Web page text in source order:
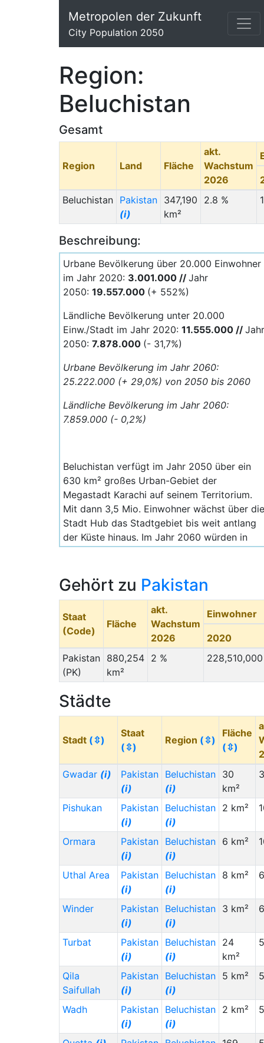
Metropolen der Zukunft
City Population 2050
Region:
Beluchistan
Gesamt
Region Land Fläche
akt.
Wachstum
2026
Beluchistan
Pakistan
(i)
347,190
km²
2.8 %
Beschreibung:
Urbane Bevölkerung über 20.000 Einwohner
im Jahr 2020: 3.001.000 // Jahr
2050: 19.557.000 (+ 552%)
Ländliche Bevölkerung unter 20.000
Einw./Stadt im Jahr 2020: 11.555.000 // Jahr
2050: 7.878.000 (- 31,7%)
Urbane Bevölkerung im Jahr 2060:
25.222.000 (+ 29,0%) von 2050 bis 2060
Ländliche Bevölkerung im Jahr 2060:
7.859.000 (- 0,2%)
Beluchistan verfügt im Jahr 2050 über ein
630 km² großes Urban-Gebiet der
Megastadt Karachi auf seinem Territorium.
Mit dann 3,5 Mio. Einwohner wächst über die
Stadt Hub das Stadtgebiet bis weit antlang
der Küste hinaus. Im Jahr 2060 würden in
leben.
Gehört zu Pakistan
Staat
(Code)
Fläche
akt.
Wachstum
2026
Einwohner
2020
Pakistan
(PK)
880,254
km²
2 % 228,510,000
Städte
Stadt (⇳)
Staat
(⇳)
Region (⇳)
Fläche
(⇳)
Gwadar (i)
Pakistan
(i)
Beluchistan
(i)
30
km²
Pishukan
Pakistan
(i)
Beluchistan
(i)
2 km²
Ormara
Pakistan
(i)
Beluchistan
(i)
6 km²
Uthal Area
Pakistan
(i)
Beluchistan
(i)
8 km²
Winder
Pakistan
(i)
Beluchistan
(i)
3 km²
Turbat
Pakistan
(i)
Beluchistan
(i)
24
km²
Qila
Saifullah
Pakistan
(i)
Beluchistan
(i)
5 km²
Wadh
Pakistan
(i)
Beluchistan
(i)
2 km²